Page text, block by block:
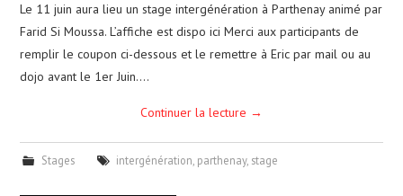
Le 11 juin aura lieu un stage intergénération à Parthenay animé par
Farid Si Moussa. L’affiche est dispo ici Merci aux participants de
remplir le coupon ci-dessous et le remettre à Eric par mail ou au
dojo avant le 1er Juin.…
Continuer la lecture →
Stages intergénération, parthenay, stage